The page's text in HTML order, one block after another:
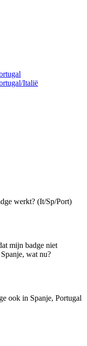
Italië
werkt? (It/Sp/Port)
mijn badge niet
wat nu?
ook in Spanje, Portugal